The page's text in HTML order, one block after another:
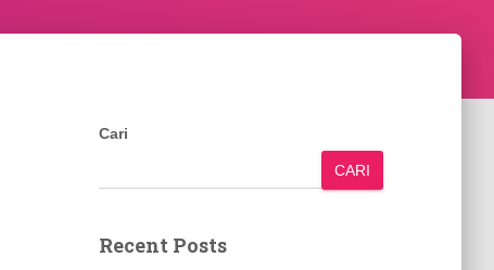
Cari
CARI
Recent Posts